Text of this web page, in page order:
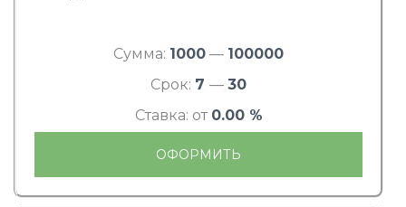
Сумма: 1000 — 100000
Срок: 7 — 30
Ставка: от 0.00 %
ОФОРМИТЬ